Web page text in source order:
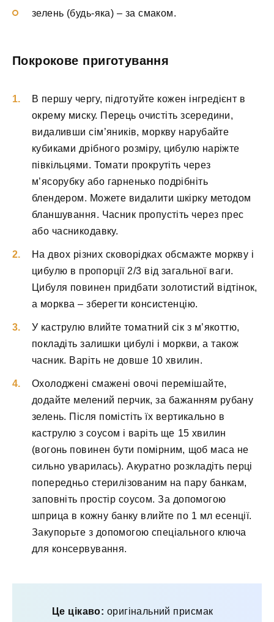
зелень (будь-яка) – за смаком.
Покрокове приготування
В першу чергу, підготуйте кожен інгредієнт в
окрему миску. Перець очистіть зсередини,
видаливши сім’яників, моркву нарубайте
кубиками дрібного розміру, цибулю наріжте
півкільцями. Томати прокрутіть через
м’ясорубку або гарненько подрібніть
блендером. Можете видалити шкірку методом
бланшування. Часник пропустіть через прес
або часникодавку.
На двох різних сковорідках обсмажте моркву і
цибулю в пропорції 2/3 від загальної ваги.
Цибуля повинен придбати золотистий відтінок,
а морква – зберегти консистенцію.
У каструлю влийте томатний сік з м’якоттю,
покладіть залишки цибулі і моркви, а також
часник. Варіть не довше 10 хвилин.
Охолоджені смажені овочі перемішайте,
додайте мелений перчик, за бажанням рубану
зелень. Після помістіть їх вертикально в
каструлю з соусом і варіть ще 15 хвилин
(вогонь повинен бути помірним, щоб маса не
сильно уварилась). Акуратно розкладіть перці
попередньо стерилізованим на пару банкам,
заповніть простір соусом. За допомогою
шприца в кожну банку влийте по 1 мл есенції.
Закупорьте з допомогою спеціального ключа
для консервування.
Це цікаво: оригінальний присмак